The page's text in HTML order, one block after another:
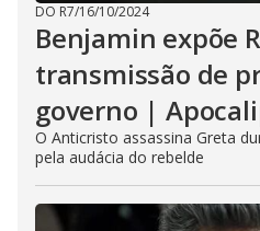
DO R7/16/10/2024
Benjamin expõe
transmissão de
governo |
O Anticristo assassina Greta
pela audácia do rebelde